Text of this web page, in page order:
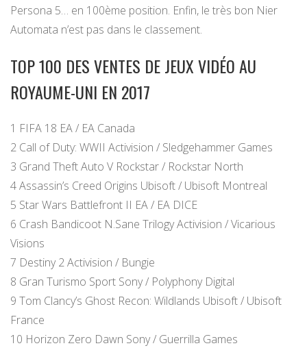
Persona 5… en 100ème position. Enfin, le très bon Nier
Automata n’est pas dans le classement.
TOP 100 DES VENTES DE JEUX VIDÉO AU
ROYAUME-UNI EN 2017
1 FIFA 18 EA / EA Canada
2 Call of Duty: WWII Activision / Sledgehammer Games
3 Grand Theft Auto V Rockstar / Rockstar North
4 Assassin’s Creed Origins Ubisoft / Ubisoft Montreal
5 Star Wars Battlefront II EA / EA DICE
6 Crash Bandicoot N.Sane Trilogy Activision / Vicarious
Visions
7 Destiny 2 Activision / Bungie
8 Gran Turismo Sport Sony / Polyphony Digital
9 Tom Clancy’s Ghost Recon: Wildlands Ubisoft / Ubisoft
France
10 Horizon Zero Dawn Sony / Guerrilla Games